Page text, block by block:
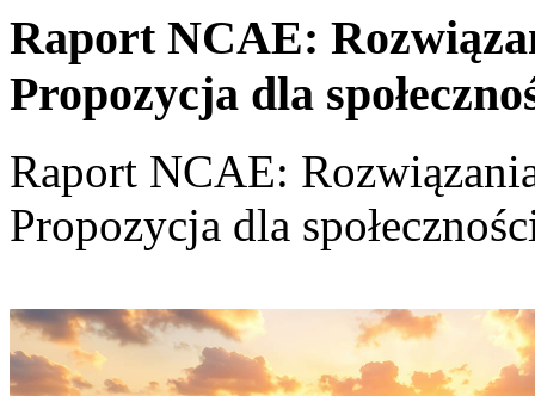
Raport NCAE:
Propozycja dla
Raport NCAE:
Propozycja dla